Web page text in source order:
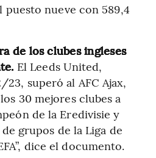
puesto nueve con 589,4
de los clubes ingleses
El Leeds United,
superó al AFC Ajax,
30 mejores clubes a
de la Eredivisie y
grupos de la Liga de
dice el documento.